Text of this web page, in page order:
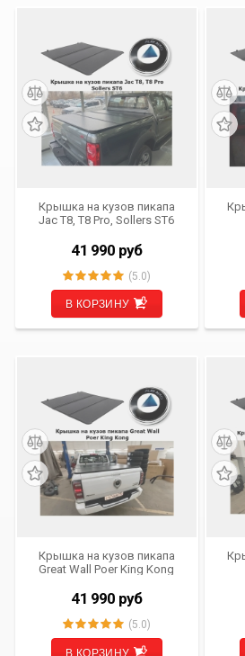
Крышка на кузов пикапа
Jac T8, T8 Pro, Sollers ST6
41 990 руб
(5.0)
В КОРЗИНУ
Крышка на кузов пикапа
Great Wall Poer King Kong
41 990 руб
(5.0)
В КОРЗИНУ